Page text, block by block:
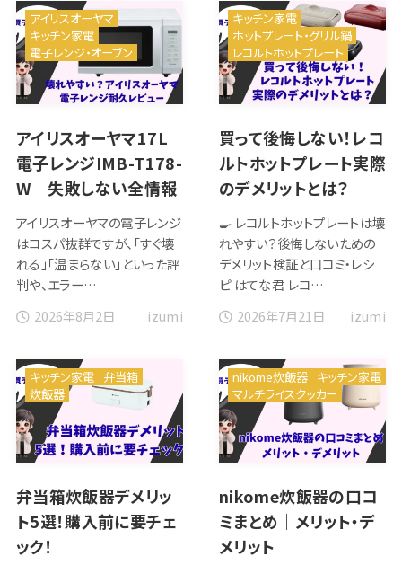
アイリスオーヤマ17L
電子レンジIMB-T178-
W｜失敗しない全情報
アイリスオーヤマの電子レンジ
はコスパ抜群ですが、「すぐ壊
れる」「温まらない」といった評
判や、エラー…
2026年8月2日
アイリスオーヤマ
キッチン家電
電子レンジ・オーブン
izumi
買って後悔しない！レコ
ルトホットプレート実際
のデメリットとは？
🍳 レコルトホットプレートは壊
れやすい？後悔しないための
デメリット検証と口コミ・レシ
ピ はてな君 レコ…
2026年7月21日
キッチン家電
ホットプレート・グリル鍋
レコルトホットプレート
izumi
弁当箱炊飯器デメリッ
ト5選！購入前に要チェ
ック！
キッチン家電 弁当箱
炊飯器
nikome炊飯器の口コ
ミまとめ｜メリット・デ
メリット
nikome炊飯器 キッチン家電
マルチライスクッカー